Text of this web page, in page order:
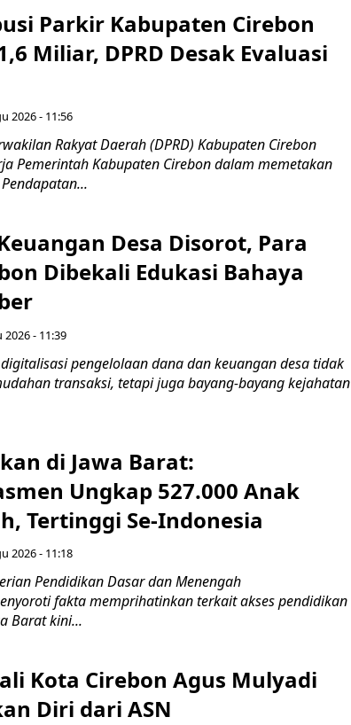
Parkir Kabupaten Cirebon
Miliar, DPRD Desak Evaluasi
2026 - 11:56
Rakyat Daerah (DPRD) Kabupaten Cirebon
Pemerintah Kabupaten Cirebon dalam memetakan
Desa Disorot, Para
Dibekali Edukasi Bahaya
2026 - 11:39
pengelolaan dana dan keuangan desa tidak
transaksi, tetapi juga bayang-bayang kejahatan
di Jawa Barat:
Ungkap 527.000 Anak
Tertinggi Se-Indonesia
2026 - 11:18
Pendidikan Dasar dan Menengah
fakta memprihatinkan terkait akses pendidikan
Barat kini...
Kota Cirebon Agus Mulyadi
Diri dari ASN